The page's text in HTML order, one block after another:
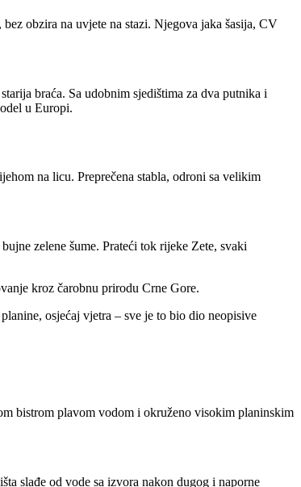
obzira na uvjete na stazi. Njegova jaka šasija, CV
braća. Sa udobnim sjedištima za dva putnika i
u Europi.
na licu. Preprečena stabla, odroni sa velikim
zelene šume. Prateći tok rijeke Zete, svaki
kroz čarobnu prirodu Crne Gore.
osjećaj vjetra – sve je to bio dio neopisive
bistrom plavom vodom i okruženo visokim planinskim
slađe od vode sa izvora nakon dugog i naporne